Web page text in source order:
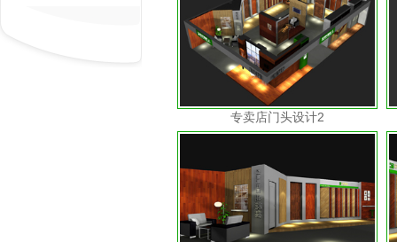
专卖店门头设计2